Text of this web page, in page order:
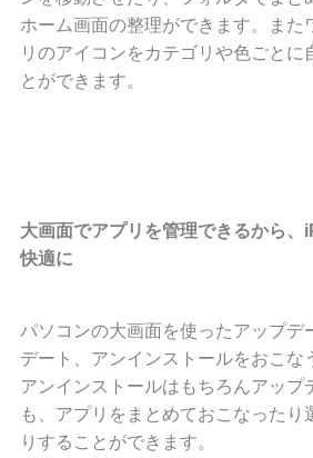
ホーム画面の整理ができます。また
リのアイコンをカテゴリや色ごとに
とができます。
大画面でアプリを管理できるから、
快適に
パソコンの大画面を使ったアップデ
デート、アンインストールをおこな
アンインストールはもちろんアップ
も、アプリをまとめておこなったり
りすることができます。